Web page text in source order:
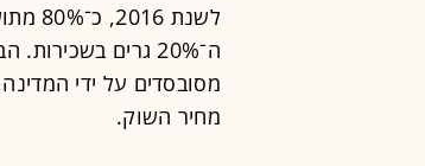
מחיר השוק.